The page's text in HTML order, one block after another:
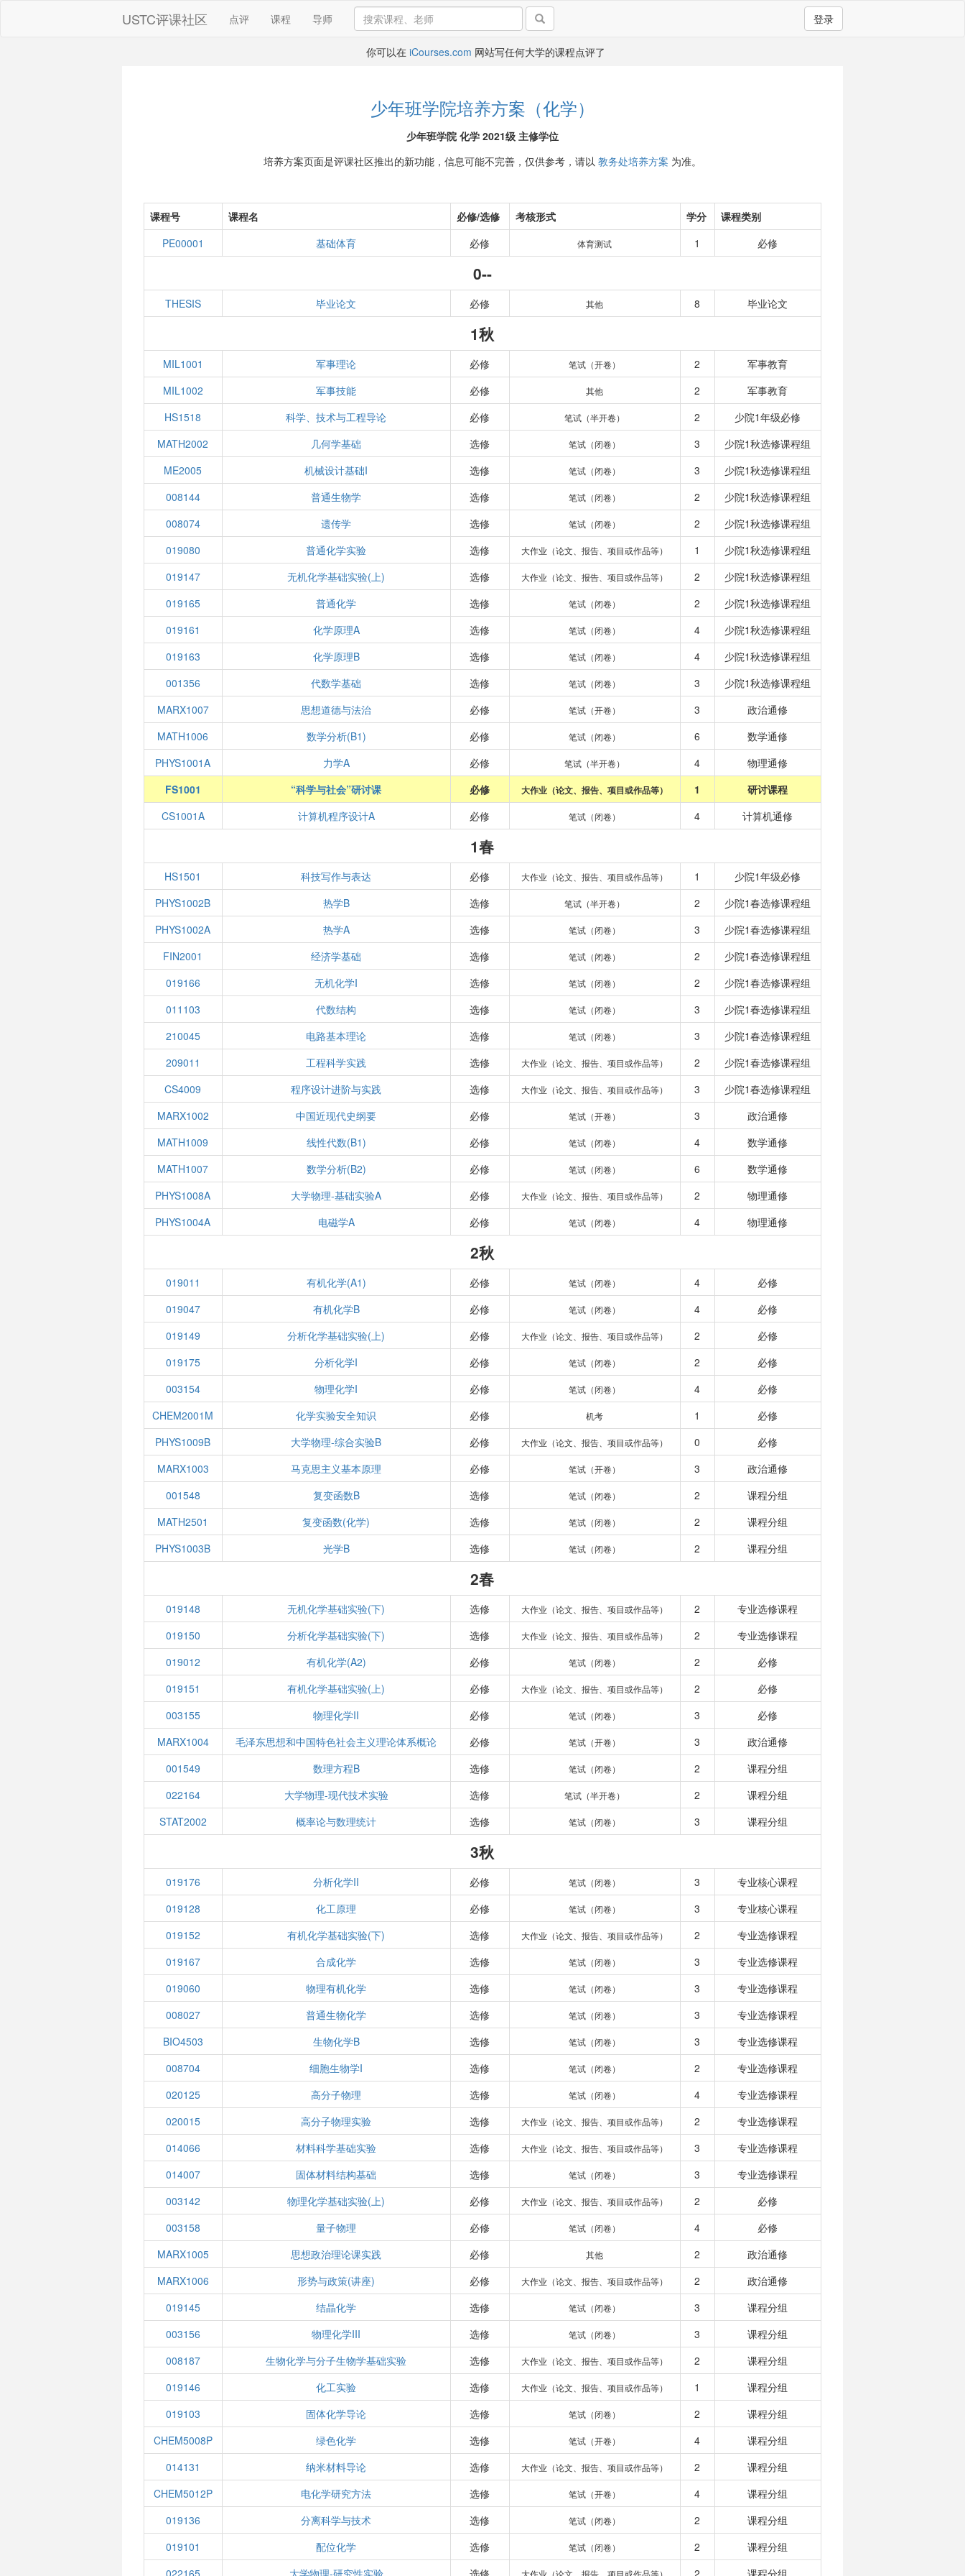
USTC评课社区 点评 课程 导师 登录
你可以在 iCourses.com 网站写任何大学的课程点评了
少年班学院培养方案（化学）
少年班学院 化学 2021级 主修学位
培养方案页面是评课社区推出的新功能，信息可能不完善，仅供参考，请以 教务处培养方案 为准。
课程号 课程名 必修/选修 考核形式 学分
课程类别
PE00001
基础体育 必修 体育测试 1 必修
0--
THESIS 毕业论文 必修 其他 8 毕业论文
1秋
MIL1001 军事理论 必修 笔试（开卷） 2
军事教育
MIL1002
军事技能 必修 其他 2
军事教育
HS1518
科学、技术与工程导论 必修 笔试（半开卷） 2
少院1年级必修
MATH2002
几何学基础 选修 笔试（闭卷） 3
少院1秋选修课程组
ME2005
机械设计基础I 选修 笔试（闭卷） 3
少院1秋选修课程组
008144
普通生物学 选修 笔试（闭卷） 2
少院1秋选修课程组
008074
遗传学 选修 笔试（闭卷） 2
少院1秋选修课程组
019080
普通化学实验 选修 大作业（论文、报告、项目或作品等） 1
少院1秋选修课程组
019147
无机化学基础实验(上) 选修 大作业（论文、报告、项目或作品等） 2
少院1秋选修课程组
019165
普通化学 选修 笔试（闭卷） 2
少院1秋选修课程组
019161
化学原理A 选修 笔试（闭卷） 4
少院1秋选修课程组
019163
化学原理B 选修 笔试（闭卷） 4
少院1秋选修课程组
001356
代数学基础 选修 笔试（闭卷） 3
少院1秋选修课程组
MARX1007
思想道德与法治 必修 笔试（开卷） 3
政治通修
MATH1006
数学分析(B1) 必修 笔试（闭卷） 6
数学通修
PHYS1001A
力学A 必修 笔试（半开卷） 4
物理通修
FS1001
“科学与社会”研讨课 必修 大作业（论文、报告、项目或作品等） 1
研讨课程
CS1001A
计算机程序设计A 必修 笔试（闭卷） 4 计算机通修
1春
HS1501 科技写作与表达 必修 大作业（论文、报告、项目或作品等） 1
少院1年级必修
PHYS1002B
热学B 选修 笔试（半开卷） 2
少院1春选修课程组
PHYS1002A
热学A 选修 笔试（闭卷） 3
少院1春选修课程组
FIN2001
经济学基础 选修 笔试（闭卷） 2
少院1春选修课程组
019166
无机化学I 选修 笔试（闭卷） 2
少院1春选修课程组
011103
代数结构 选修 笔试（闭卷） 3
少院1春选修课程组
210045
电路基本理论 选修 笔试（闭卷） 3
少院1春选修课程组
209011
工程科学实践 选修 大作业（论文、报告、项目或作品等） 2
少院1春选修课程组
CS4009
程序设计进阶与实践 选修 大作业（论文、报告、项目或作品等） 3
少院1春选修课程组
MARX1002
中国近现代史纲要 必修 笔试（开卷） 3
政治通修
MATH1009
线性代数(B1) 必修 笔试（闭卷） 4
数学通修
MATH1007
数学分析(B2) 必修 笔试（闭卷） 6
数学通修
PHYS1008A
大学物理-基础实验A 必修 大作业（论文、报告、项目或作品等） 2
物理通修
PHYS1004A
电磁学A 必修 笔试（闭卷） 4 物理通修
2秋
019011 有机化学(A1) 必修 笔试（闭卷） 4
必修
019047
有机化学B 必修 笔试（闭卷） 4
必修
019149
分析化学基础实验(上) 必修 大作业（论文、报告、项目或作品等） 2
必修
019175
分析化学I 必修 笔试（闭卷） 2
必修
003154
物理化学I 必修 笔试（闭卷） 4
必修
CHEM2001M
化学实验安全知识 必修 机考 1
必修
PHYS1009B
大学物理-综合实验B 必修 大作业（论文、报告、项目或作品等） 0
必修
MARX1003
马克思主义基本原理 必修 笔试（开卷） 3
政治通修
001548
复变函数B 选修 笔试（闭卷） 2
课程分组
MATH2501
复变函数(化学) 选修 笔试（闭卷） 2
课程分组
PHYS1003B
光学B 选修 笔试（闭卷） 2 课程分组
2春
019148 无机化学基础实验(下) 选修 大作业（论文、报告、项目或作品等） 2
专业选修课程
019150
分析化学基础实验(下) 选修 大作业（论文、报告、项目或作品等） 2
专业选修课程
019012
有机化学(A2) 必修 笔试（闭卷） 2
必修
019151
有机化学基础实验(上) 必修 大作业（论文、报告、项目或作品等） 2
必修
003155
物理化学II 必修 笔试（闭卷） 3
必修
MARX1004
毛泽东思想和中国特色社会主义理论体系概论 必修 笔试（开卷） 3
政治通修
001549
数理方程B 选修 笔试（闭卷） 2
课程分组
022164
大学物理-现代技术实验 选修 笔试（半开卷） 2
课程分组
STAT2002
概率论与数理统计 选修 笔试（闭卷） 3 课程分组
3秋
019176 分析化学II 必修 笔试（闭卷） 3
专业核心课程
019128
化工原理 必修 笔试（闭卷） 3
专业核心课程
019152
有机化学基础实验(下) 选修 大作业（论文、报告、项目或作品等） 2
专业选修课程
019167
合成化学 选修 笔试（闭卷） 3
专业选修课程
019060
物理有机化学 选修 笔试（闭卷） 3
专业选修课程
008027
普通生物化学 选修 笔试（闭卷） 3
专业选修课程
BIO4503
生物化学B 选修 笔试（闭卷） 3
专业选修课程
008704
细胞生物学I 选修 笔试（闭卷） 2
专业选修课程
020125
高分子物理 选修 笔试（闭卷） 4
专业选修课程
020015
高分子物理实验 选修 大作业（论文、报告、项目或作品等） 2
专业选修课程
014066
材料科学基础实验 选修 大作业（论文、报告、项目或作品等） 3
专业选修课程
014007
固体材料结构基础 选修 笔试（闭卷） 3
专业选修课程
003142
物理化学基础实验(上) 必修 大作业（论文、报告、项目或作品等） 2
必修
003158
量子物理 必修 笔试（闭卷） 4
必修
MARX1005
思想政治理论课实践 必修 其他 2
政治通修
MARX1006
形势与政策(讲座) 必修 大作业（论文、报告、项目或作品等） 2
政治通修
019145
结晶化学 选修 笔试（闭卷） 3
课程分组
003156
物理化学III 选修 笔试（闭卷） 3
课程分组
008187
生物化学与分子生物学基础实验 选修 大作业（论文、报告、项目或作品等） 2
课程分组
019146
化工实验 选修 大作业（论文、报告、项目或作品等） 1
课程分组
019103
固体化学导论 选修 笔试（闭卷） 2
课程分组
CHEM5008P
绿色化学 选修 笔试（开卷） 4
课程分组
014131
纳米材料导论 选修 大作业（论文、报告、项目或作品等） 2
课程分组
CHEM5012P
电化学研究方法 选修 笔试（开卷） 4
课程分组
019136
分离科学与技术 选修 笔试（闭卷） 2
课程分组
019101
配位化学 选修 笔试（闭卷） 2
课程分组
022165
大学物理-研究性实验 选修 大作业（论文、报告、项目或作品等） 2 课程分组